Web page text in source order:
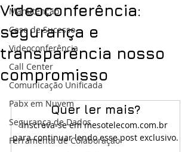
Manutenção
Case de Sucesso
Videoconferência
Call Center
Comunicação Unificada
Pabx em Nuvem
Segurança de Dados
Ferramenta de Colaboração
Videoconferência:
segurança e
transparência nosso
compromisso
Quer ler mais?
Inscreva-se em mesotelecom.com.br
para continuar lendo esse post exclusivo.